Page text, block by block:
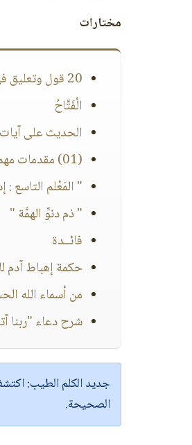
مختارات
20 قول وتعليق في طلب العلم..
الْفَتَّاحُ
الحديث على
(01) مقدمات مهمة لطالب علوم القرآن وشرح مقدمة الرسالة
" المَعْلم التاسع
" ذم دنوِّ الهمَّة "
فائــدة
حكمة إهباط آدم
من أسماء الله
شرح دعاء "ربنا
جديد الكلم الطيب:
الصحيحة.